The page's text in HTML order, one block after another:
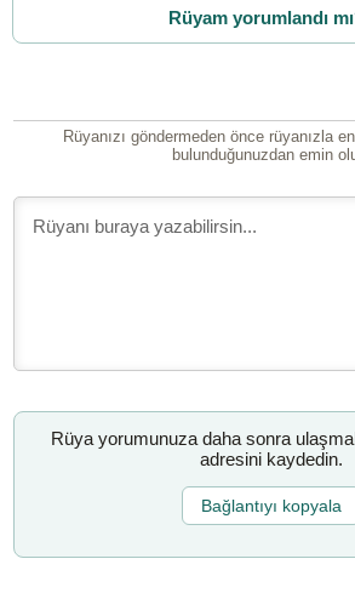
Rüyam yorumlandı
Rüyanızı göndermeden önce rüyanızla
bulunduğunuzdan emin
Rüya yorumunuza daha sonra
adresini kaydedin.
Bağlantıyı kopyala